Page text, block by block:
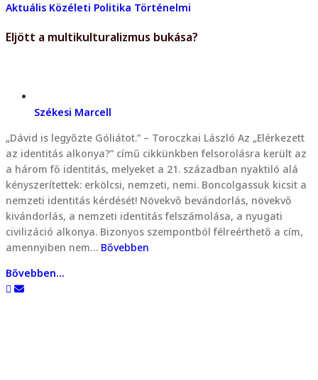
Aktuális Közéleti Politika Történelmi
Eljött a multikulturalizmus bukása?
Székesi Marcell
„Dávid is legyőzte Góliátot.” – Toroczkai László Az „Elérkezett
az identitás alkonya?” című cikkünkben felsorolásra került az
a három fő identitás, melyeket a 21. században nyaktiló alá
kényszerítettek: erkölcsi, nemzeti, nemi. Boncolgassuk kicsit a
nemzeti identitás kérdését! Növekvő bevándorlás, növekvő
kivándorlás, a nemzeti identitás felszámolása, a nyugati
civilizáció alkonya. Bizonyos szempontból félreérthető a cím,
amennyiben nem… Bővebben
Bővebben...